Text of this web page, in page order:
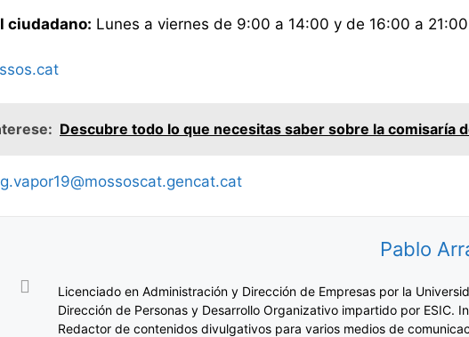
ciudadano: Lunes a viernes de 9:00 a 14:00 y de 16:00 a
Descubre todo lo que necesitas saber sobre la comisaría
Pablo
Licenciado en Administración y Dirección de Empresas por la
Dirección de Personas y Desarrollo Organizativo impartido por ESIC.
Redactor de contenidos divulgativos para varios medios de